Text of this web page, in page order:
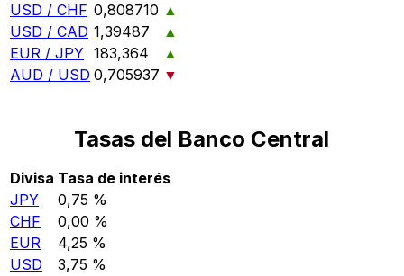
USD / CHF 0,808710 ▲
USD / CAD 1,39487
▲
EUR / JPY 183,364
▲
AUD / USD 0,705937 ▼
Tasas del Banco Central
Divisa Tasa de interés
JPY
0,75 %
CHF
0,00 %
EUR
4,25 %
USD
3,75 %